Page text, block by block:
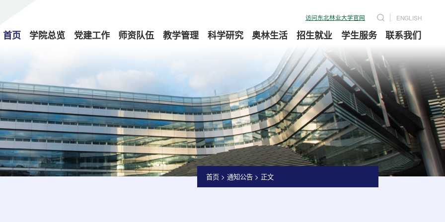
访问东北林业大学官网 ENGLISH
首页 学院总览 党建工作 师资队伍 教学管理 科学研究 奥林生活 招生就业 学生服务 联系我们
首页> 通知公告> 正文